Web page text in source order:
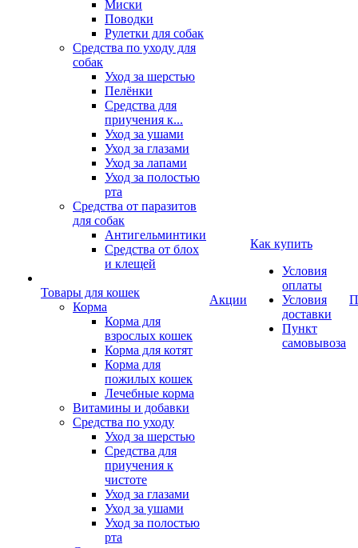
Миски
Поводки
Рулетки для собак
Средства по уходу для
собак
Уход за шерстью
Пелёнки
Средства для
приучения к...
Уход за ушами
Уход за глазами
Уход за лапами
Уход за полостью
рта
Средства от паразитов
для собак
Антигельминтики
Средства от блох
и клещей
Товары для кошек
Корма
Корма для
взрослых кошек
Корма для котят
Корма для
пожилых кошек
Лечебные корма
Витамины и добавки
Средства по уходу
Уход за шерстью
Средства для
приучения к
чистоте
Уход за глазами
Уход за ушами
Уход за полостью
рта
Акции
Как купить
Условия
оплаты
Условия
доставки
Пункт
самовывоза